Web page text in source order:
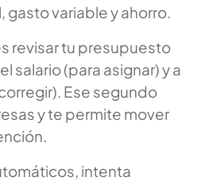
gasto variable y ahorro.
revisar tu presupuesto
salario (para asignar) y a
Ese segundo
y te permite mover
intenta